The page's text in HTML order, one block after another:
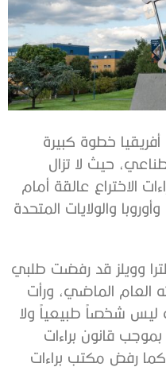
خطوة كبيرة
حيث لا تزال
الاختراع عالقة أمام
والولايات المتحدة
وويلز قد رفضت طلبي
العام الماضي، ورأت
ليس شخصاً طبيعياً ولا
قانون براءات
البريطاني لعام 1977. كما رفض مكتب براءات